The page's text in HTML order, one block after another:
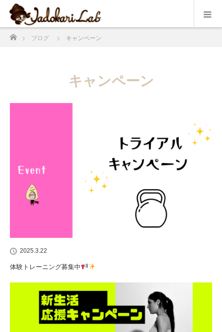
ブログ キャンペーン
キャンペーン
2025.3.22
体験トレーニング募集中